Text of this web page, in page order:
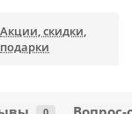
Акции, скидки,
подарки